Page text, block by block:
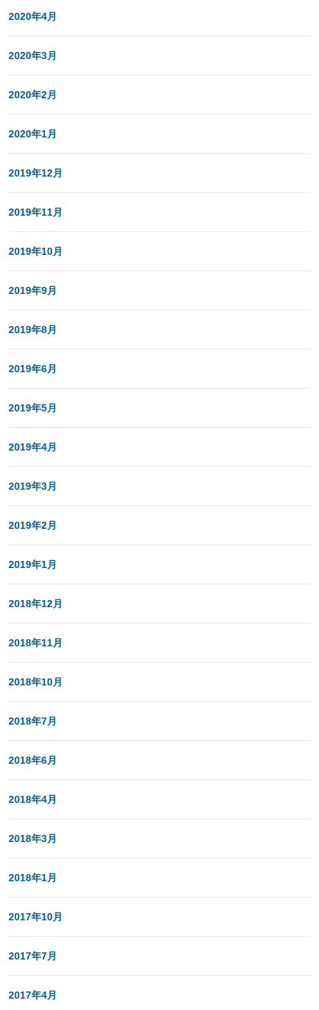
2020年4月
2020年3月
2020年2月
2020年1月
2019年12月
2019年11月
2019年10月
2019年9月
2019年8月
2019年6月
2019年5月
2019年4月
2019年3月
2019年2月
2019年1月
2018年12月
2018年11月
2018年10月
2018年7月
2018年6月
2018年4月
2018年3月
2018年1月
2017年10月
2017年7月
2017年4月